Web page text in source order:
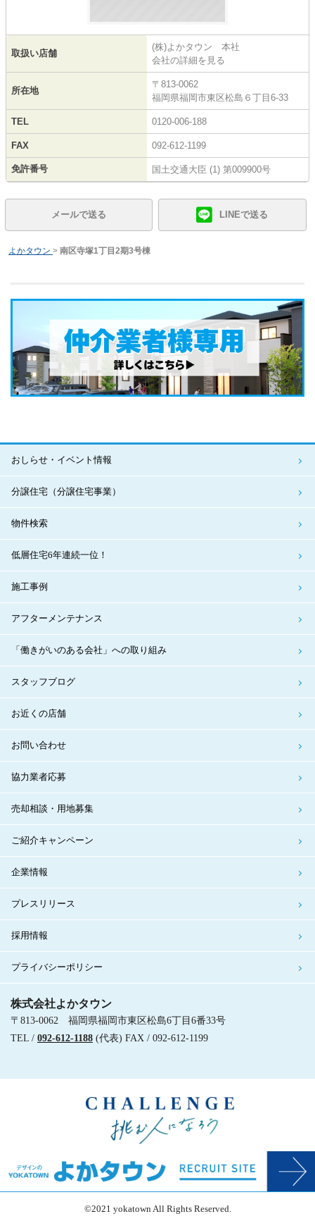
取扱い店舗
(株)よかタウン 本社
会社の詳細を見る
所在地
〒813-0062
福岡県福岡市東区松島６丁目6-33
TEL 0120-006-188
FAX 092-612-1199
免許番号 国土交通大臣 (1) 第009900号
メールで送る LINEで送る
よかタウン > 南区寺塚1丁目2期3号棟
おしらせ・イベント情報
分譲住宅（分譲住宅事業）
物件検索
低層住宅6年連続一位！
施工事例
アフターメンテナンス
「働きがいのある会社」への取り組み
スタッフブログ
お近くの店舗
お問い合わせ
協力業者応募
売却相談・用地募集
ご紹介キャンペーン
企業情報
プレスリリース
採用情報
プライバシーポリシー
株式会社よかタウン
〒813-0062 福岡県福岡市東区松島6丁目6番33号
TEL / 092-612-1188 (代表) FAX / 092-612-1199
©2021 yokatown All Rights Reserved.